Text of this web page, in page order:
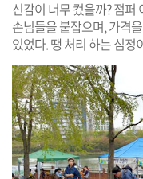
신감이 너무 컸을까? 점
손님들을 붙잡으며, 가격
있었다. 땡 처리 하는 심정